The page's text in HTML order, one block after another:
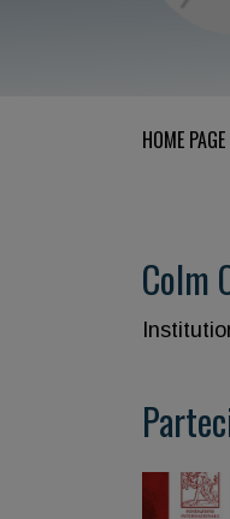
HOME PAGE
Colm